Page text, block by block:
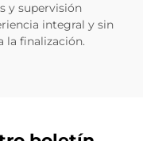
y supervisión
integral y sin
la finalización.